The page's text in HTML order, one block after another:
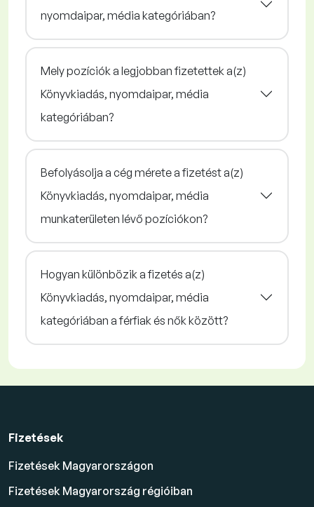
nyomdaipar, média kategóriában?
Mely pozíciók a legjobban fizetettek a(z)
Könyvkiadás, nyomdaipar, média
kategóriában?
Befolyásolja a cég mérete a fizetést a(z)
Könyvkiadás, nyomdaipar, média
munkaterületen lévő pozíciókon?
Hogyan különbözik a fizetés a(z)
Könyvkiadás, nyomdaipar, média
kategóriában a férfiak és nők között?
Fizetések
Fizetések Magyarországon
Fizetések Magyarország régióiban